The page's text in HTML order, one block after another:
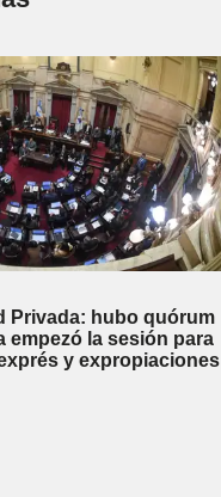
Privada: hubo quórum
empezó la sesión para
y expropiaciones